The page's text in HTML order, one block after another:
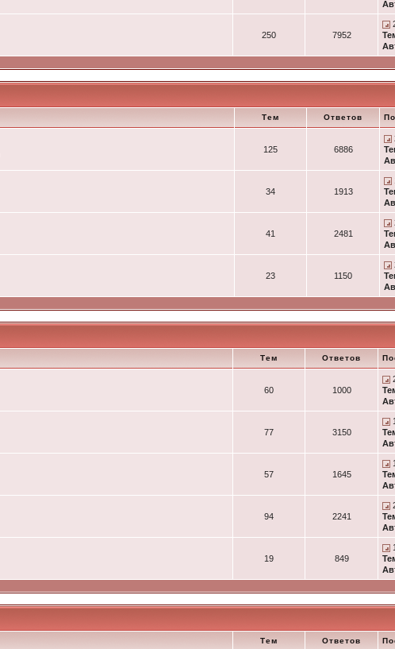
250 7952
Тем Ответов
125 6886
34 1913
41 2481
23 1150
Тем Ответов
60 1000
77 3150
57 1645
94 2241
19 849
Тем Ответов